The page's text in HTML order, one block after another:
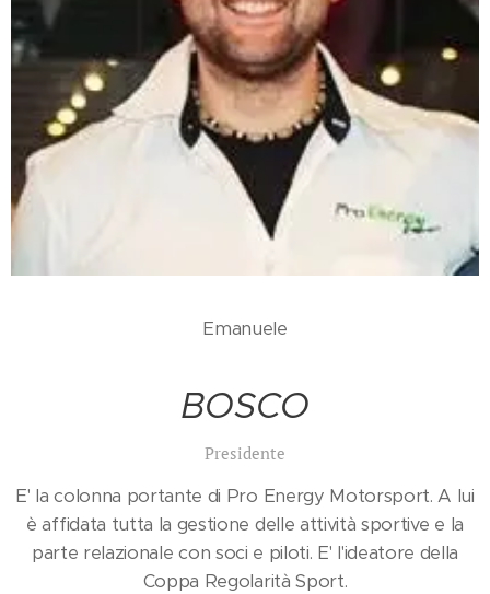
Emanuele
BOSCO
Presidente
E' la colonna portante di Pro Energy Motorsport. A lui
è affidata tutta la gestione delle attività sportive e la
parte relazionale con soci e piloti. E' l'ideatore della
Coppa Regolarità Sport.